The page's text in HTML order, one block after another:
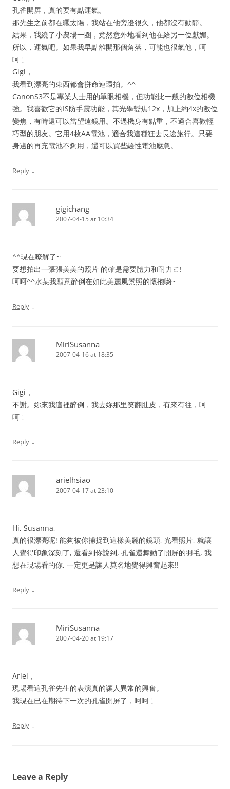
孔雀開屏，真的要有點運氣。
那先生之前都在曬太陽，我站在他旁邊很久，他都沒有動靜。
結果，我繞了小農場一圈，竟然意外地看到他在給另一位獻媚。
所以，運氣吧。如果我早點離開那個角落，可能也很氣他，呵
呵﹗
Gigi，
我看到漂亮的東西都會拼命連環拍。^^
CanonS3不是專業人士用的單眼相機，但功能比一般的數位相機
強。我喜歡它的IS防手震功能，其光學變焦12x，加上約4x的數位
變焦，有時還可以當望遠鏡用。不過機身有點重，不適合喜歡輕
巧型的朋友。它用4枚AA電池，適合我這種狂去長途旅行。只要
身邊的再充電池不夠用，還可以買些鹼性電池應急。
Reply ↓
gigichang
2007-04-15 at 10:34
^^現在瞭解了~
要想拍出一張張美美的照片 的確是需要體力和耐力ㄛ!
呵呵^^水某我願意醉倒在如此美麗風景照的懷抱喲~
Reply ↓
MiriSusanna
2007-04-16 at 18:35
Gigi，
不謝。妳來我這裡醉倒，我去妳那里笑翻肚皮，有來有往，呵
呵﹗
Reply ↓
arielhsiao
2007-04-17 at 23:10
Hi, Susanna,
真的很漂亮呢! 能夠被你捕捉到這樣美麗的鏡頭, 光看照片, 就讓
人覺得印象深刻了, 還看到你說到, 孔雀還舞動了開屏的羽毛, 我
想在現場看的你, 一定更是讓人莫名地覺得興奮起來!!
Reply ↓
MiriSusanna
2007-04-20 at 19:17
Ariel，
現場看這孔雀先生的表演真的讓人異常的興奮。
我現在已在期待下一次的孔雀開屏了，呵呵﹗
Reply ↓
Leave a Reply